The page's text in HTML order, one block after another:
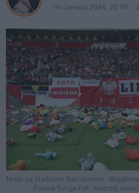
10 czerwca 2024, 22:09
Misie na Stadionie Narodowym.
Polska-Turcja Fot. Andrzej